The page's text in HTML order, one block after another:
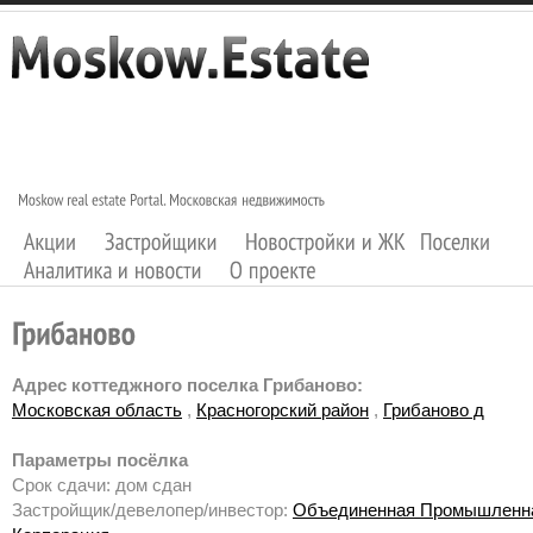
Адрес коттеджного поселка Грибаново:
Московская область , Красногорский район , Грибаново д
Параметры посёлка
Срок сдачи: дом сдан
Застройщик/девелопер/инвестор: Объединенная